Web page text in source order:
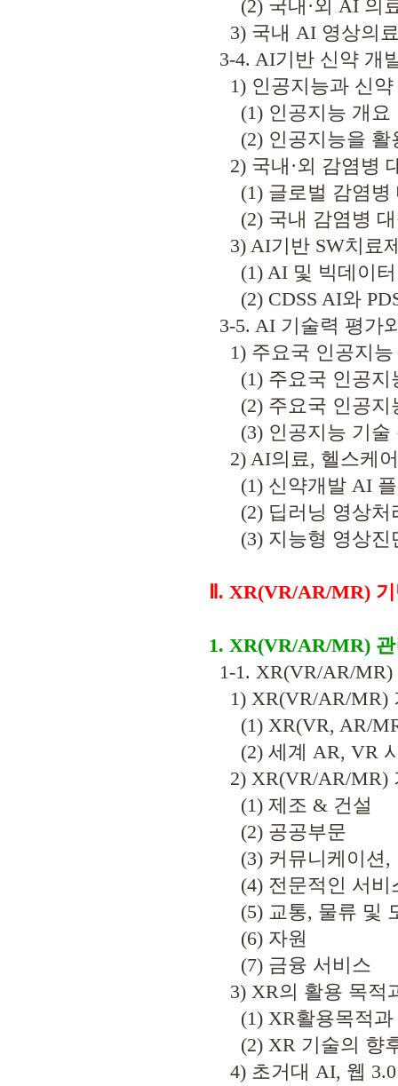
(2) 국내·외 AI 의
3) 국내 AI 영상의
3-4. AI기반 신약 개
1) 인공지능과 신약
(1) 인공지능 개요
(2) 인공지능을 활
2) 국내·외 감염병
(1) 글로벌 감염병
(2) 국내 감염병 대
3) AI기반 SW치료
(1) AI 및 빅데이터
(2) CDSS AI와
3-5. AI 기술력 평가
1) 주요국 인공지능
(1) 주요국 인공지
(2) 주요국 인공지
(3) 인공지능 기술
2) AI의료, 헬스케
(1) 신약개발 AI 플
(2) 딥러닝 영상처
(3) 지능형 영상진
Ⅱ. XR(VR/AR/MR)
1. XR(VR/AR/MR)
1-1. XR(VR/AR/
1) XR(VR/AR/MR)
(1) XR(VR, AR/
(2) 세계 AR, VR
2) XR(VR/AR/MR)
(1) 제조 & 건설
(2) 공공부문
(3) 커뮤니케이션,
(4) 전문적인 서비
(5) 교통, 물류 및
(6) 자원
(7) 금융 서비스
3) XR의 활용 목적
(1) XR활용목적과
(2) XR 기술의 향
4) 초거대 AI, 웹 3.0